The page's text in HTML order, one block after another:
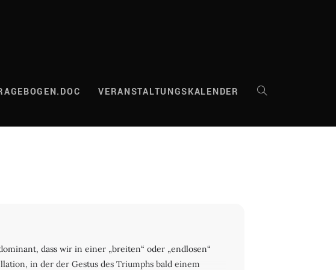
VERANSTALTUNGSKALENDER WEBSITE-
dass wir in einer „breiten“ oder „endlosen“
in der der Gestus des Triumphs bald einem